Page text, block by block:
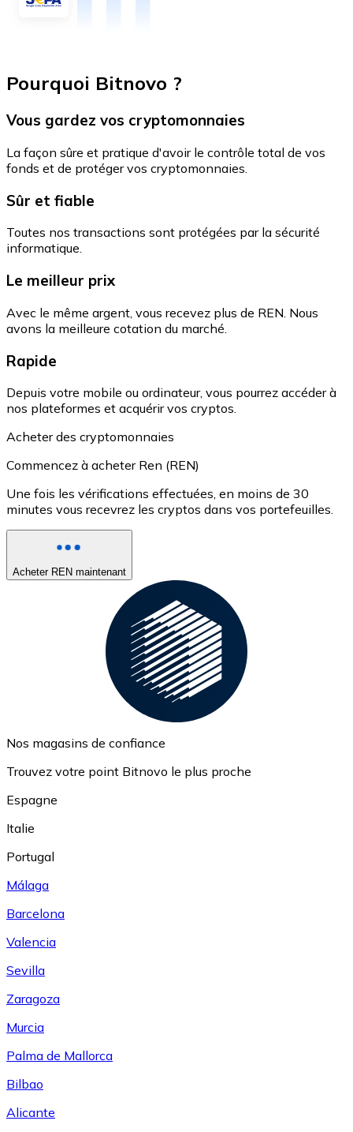
Pourquoi Bitnovo ?
Vous gardez vos cryptomonnaies
La façon sûre et pratique d'avoir le contrôle total de vos
fonds et de protéger vos cryptomonnaies.
Sûr et fiable
Toutes nos transactions sont protégées par la sécurité
informatique.
Le meilleur prix
Avec le même argent, vous recevez plus de REN. Nous
avons la meilleure cotation du marché.
Rapide
Depuis votre mobile ou ordinateur, vous pourrez accéder à
nos plateformes et acquérir vos cryptos.
Acheter des cryptomonnaies
Commencez à acheter Ren (REN)
Une fois les vérifications effectuées, en moins de 30
minutes vous recevrez les cryptos dans vos portefeuilles.
Acheter REN maintenant
Nos magasins de confiance
Trouvez votre point Bitnovo le plus proche
Espagne
Italie
Portugal
Málaga
Barcelona
Valencia
Sevilla
Zaragoza
Murcia
Palma de Mallorca
Bilbao
Alicante